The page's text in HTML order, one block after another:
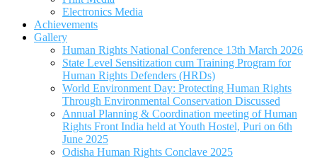
Electronics Media
Achievements
Gallery
Human Rights National Conference 13th March 2026
State Level Sensitization cum Training Program for
Human Rights Defenders (HRDs)
World Environment Day: Protecting Human Rights
Through Environmental Conservation Discussed
Annual Planning & Coordination meeting of Human
Rights Front India held at Youth Hostel, Puri on 6th
June 2025
Odisha Human Rights Conclave 2025